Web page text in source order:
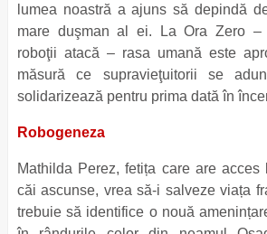
lumea noastră a ajuns să depindă
mare duşman al ei. La Ora Zero –
roboţii atacă – rasa umană este
măsură ce supravieţuitorii se
solidarizează pentru prima dată în
Robogeneza
Mathilda Perez, fetița care are
căi ascunse, vrea să-i salveze viața
trebuie să identifice o nouă